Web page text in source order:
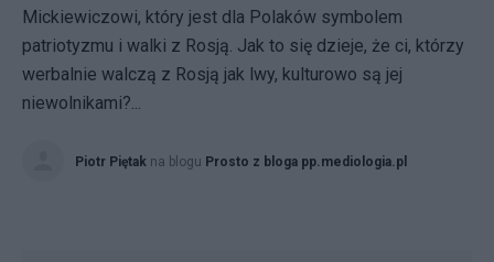
Mickiewiczowi, który jest dla Polaków symbolem
patriotyzmu i walki z Rosją. Jak to się dzieje, że ci, którzy
werbalnie walczą z Rosją jak lwy, kulturowo są jej
niewolnikami?...
Piotr Piętak na blogu Prosto z bloga pp.mediologia.pl